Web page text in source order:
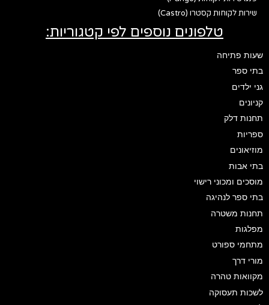
שירות לקוחות קסטרו (Castro)
טלפונים נוספים לפי קטגוריות:
שעות פתיחה
בתי ספר
גני ילדים
קניונים
תחנות דלק
ספריות
מוזיאונים
בתי אבות
מוסכים ומכוני רישוי
בתי ספר לנהיגה
תחנות משטרה
מפלגות
מתחמי ספורט
מורי דרך
מקוואות טהרה
לשכות תעסוקה